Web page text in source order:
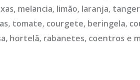
melancia, limão, laranja,
tomate, courgete, beringela,
hortelã, rabanetes, coentros e